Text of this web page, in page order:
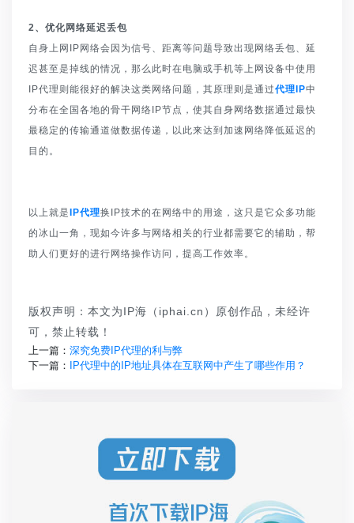
2、优化网络延迟丢包
自身上网IP网络会因为信号、距离等问题导致出现网络丢包、延
迟甚至是掉线的情况，那么此时在电脑或手机等上网设备中使用
IP代理则能很好的解决这类网络问题，其原理则是通过代理IP中
分布在全国各地的骨干网络IP节点，使其自身网络数据通过最快
最稳定的传输通道做数据传递，以此来达到加速网络降低延迟的
目的。
以上就是 IP代理换IP技术的在网络中的用途，这只是它众多功能
的冰山一角，现如今许多与网络相关的行业都需要它的辅助，帮
助人们更好的进行网络操作访问，提高工作效率。
版权声明：本文为IP海（iphai.cn）原创作品，未经许
可，禁止转载！
上一篇： 深究免费IP代理的利与弊
下一篇：
IP代理中的IP地址具体在互联网中产生了哪些作用？